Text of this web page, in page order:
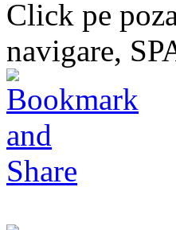
Click pe
navigare,